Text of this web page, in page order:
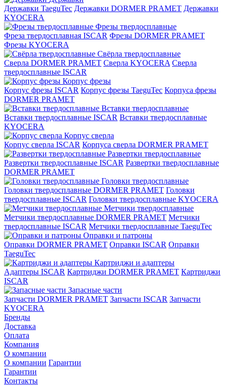
Державки TaeguTec Державки DORMER PRAMET Державки
KYOCERA
Фрезы твердосплавные
Фреза твердосплавная ISCAR Фрезы DORMER PRAMET
Фрезы KYOCERA
Свёрла твердосплавные
Сверла DORMER PRAMET Сверла KYOCERA Сверла
твердосплавные ISCAR
Корпус фрезы
Корпус фрезы ISCAR Корпус фрезы TaeguTec Корпуса фрезы
DORMER PRAMET
Вставки твердосплавные
Вставки твердосплавные ISCAR Вставки твердосплавные
KYOCERA
Корпус сверла
Корпус сверла ISCAR Корпуса сверла DORMER PRAMET
Развертки твердосплавные
Развертки твердосплавные ISCAR Развертки твердосплавные
DORMER PRAMET
Головки твердосплавные
Головки твердосплавные DORMER PRAMET Головки
твердосплавные ISCAR Головки твердосплавные KYOCERA
Метчики твердосплавные
Метчики твердосплавные DORMER PRAMET Метчики
твердосплавные ISCAR Метчики твердосплавные TaeguTec
Оправки и патроны
Оправки DORMER PRAMET Оправки ISCAR Оправки
TaeguTec
Картриджи и адаптеры
Адаптеры ISCAR Картриджи DORMER PRAMET Картриджи
ISCAR
Запасные части
Запчасти DORMER PRAMET Запчасти ISCAR Запчасти
KYOCERA
Бренды
Доставка
Оплата
Компания
О компании
О компании Гарантии
Гарантии
Контакты